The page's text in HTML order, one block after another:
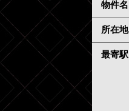
物件名
所在地
最寄駅